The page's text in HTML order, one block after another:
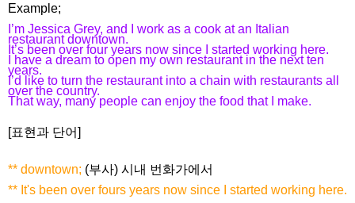
Example;
I’m Jessica Grey, and I work as a cook at an Italian
restaurant downtown.
It’s been over four years now since I started working here.
I have a dream to open my own restaurant in the next ten
years.
I’d like to turn the restaurant into a chain with restaurants all
over the country.
That way, many people can enjoy the food that I make.
[표현과 단어]
** downtown; (부사) 시내 번화가에서
** It's been over fours years now since I started working here.